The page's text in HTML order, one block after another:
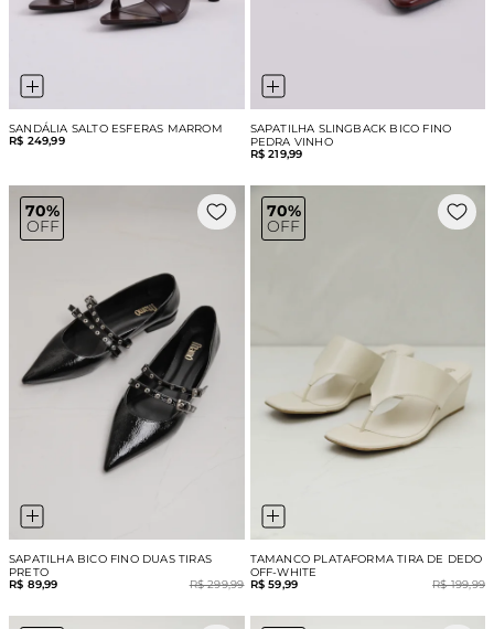
SANDÁLIA SALTO ESFERAS MARROM
R$ 249,99
SAPATILHA SLINGBACK BICO FINO
PEDRA VINHO
R$ 219,99
70%
OFF
SAPATILHA BICO FINO DUAS TIRAS
PRETO
R$ 89,99
R$ 299,99
70%
OFF
TAMANCO PLATAFORMA TIRA DE DEDO
OFF-WHITE
R$ 59,99
R$ 199,99